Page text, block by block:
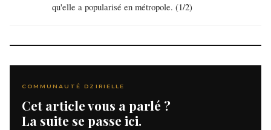
qu'elle a popularisé en métropole. (1/2)
COMMUNAUTÉ DZIRIELLE
Cet article vous a parlé ?
La suite se passe ici.